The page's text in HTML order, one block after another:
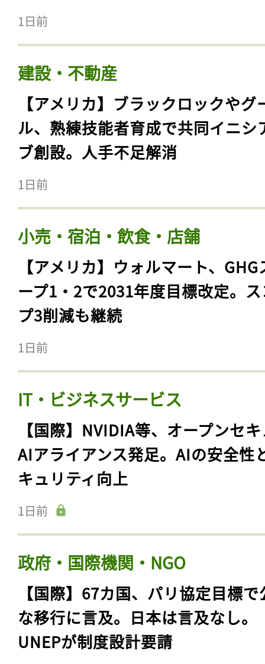
1日前
建設・不動産
【アメリカ】ブラックロックやグ
ル、熟練技能者育成で共同イニシ
ブ創設。人手不足解消
1日前
小売・宿泊・飲食・店舗
【アメリカ】ウォルマート、GHG
ープ1・2で2031年度目標改定。
プ3削減も継続
1日前
IT・ビジネスサービス
【国際】NVIDIA等、オープンセ
AIアライアンス発足。AIの安全性
キュリティ向上
1日前
政府・国際機関・NGO
【国際】67カ国、パリ協定目標で
な移行に言及。日本は言及なし。
UNEPが制度設計要請